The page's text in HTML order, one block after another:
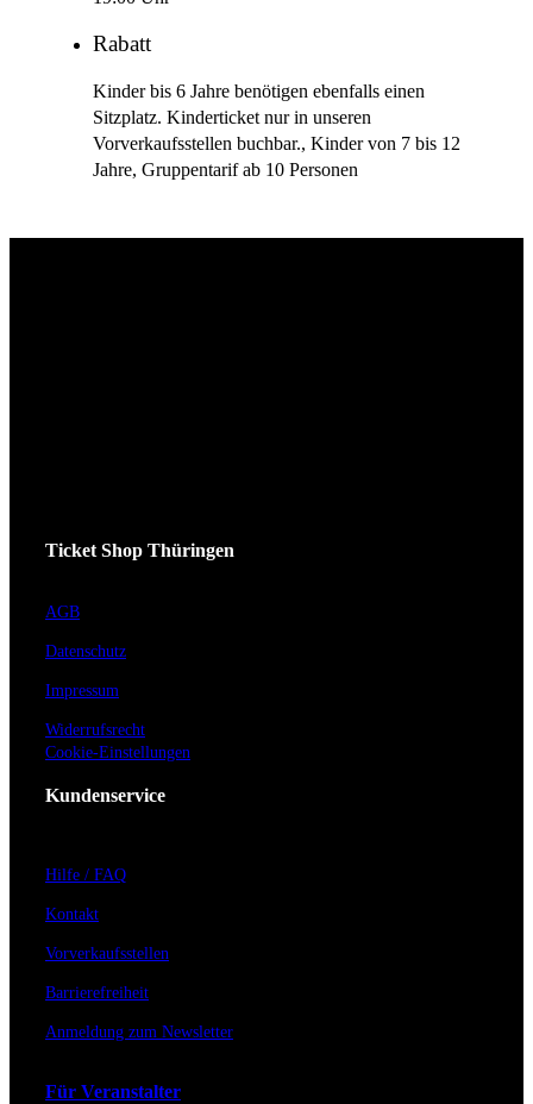
Rabatt
Kinder bis 6 Jahre benötigen ebenfalls einen
Sitzplatz. Kinderticket nur in unseren
Vorverkaufsstellen buchbar., Kinder von 7 bis 12
Jahre, Gruppentarif ab 10 Personen
Ticket Shop Thüringen
AGB
Datenschutz
Impressum
Widerrufsrecht
Cookie-Einstellungen
Kundenservice
Hilfe / FAQ
Kontakt
Vorverkaufsstellen
Barrierefreiheit
Anmeldung zum Newsletter
Für Veranstalter